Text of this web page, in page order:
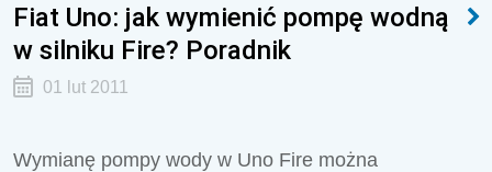
Fiat Uno: jak wymienić pompę wodną
w silniku Fire? Poradnik
01 lut 2011
Wymianę pompy wody w Uno Fire można